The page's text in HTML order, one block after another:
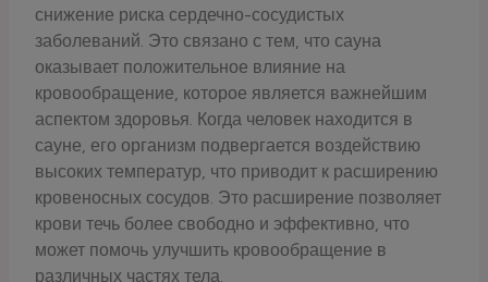
снижение риска сердечно-сосудистых
заболеваний. Это связано с тем, что сауна
оказывает положительное влияние на
кровообращение, которое является важнейшим
аспектом здоровья. Когда человек находится в
сауне, его организм подвергается воздействию
высоких температур, что приводит к расширению
кровеносных сосудов. Это расширение позволяет
крови течь более свободно и эффективно, что
может помочь улучшить кровообращение в
различных частях тела.